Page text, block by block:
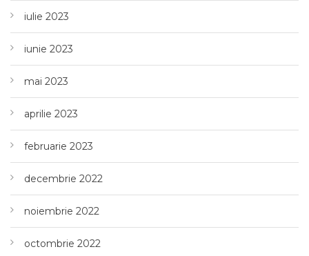
iulie 2023
iunie 2023
mai 2023
aprilie 2023
februarie 2023
decembrie 2022
noiembrie 2022
octombrie 2022